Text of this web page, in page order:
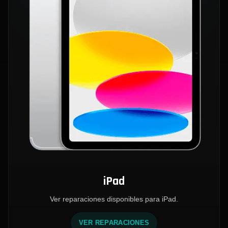
iPad
Ver reparaciones disponibles para iPad.
VER REPARACIONES